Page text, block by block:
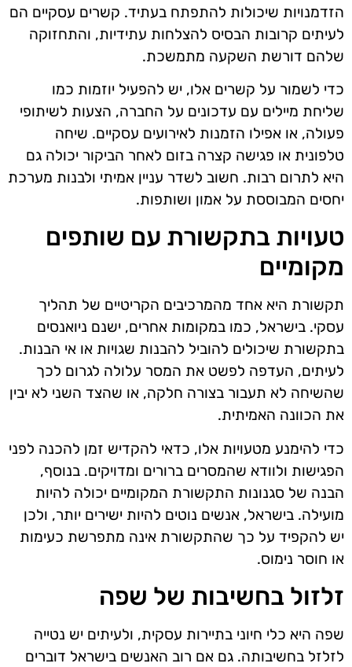
הזדמנויות שיכולות להתפתח בעתיד. קשרים עסקיים הם
לעיתים קרובות הבסיס להצלחות עתידיות, והתחזוקה
שלהם דורשת השקעה מתמשכת.
כדי לשמור על קשרים אלו, יש להפעיל יוזמות כמו
שליחת מיילים עם עדכונים על החברה, הצעות לשיתופי
פעולה, או אפילו הזמנות לאירועים עסקיים. שיחה
טלפונית או פגישה קצרה בזום לאחר הביקור יכולה גם
היא לתרום רבות. חשוב לשדר עניין אמיתי ולבנות מערכת
יחסים המבוססת על אמון ושותפות.
טעויות בתקשורת עם שותפים
מקומיים
תקשורת היא אחד מהמרכיבים הקריטיים של תהליך
עסקי. בישראל, כמו במקומות אחרים, ישנם ניואנסים
בתקשורת שיכולים להוביל להבנות שגויות או אי הבנות.
לעיתים, העדפה לפשט את המסר עלולה לגרום לכך
שהשיחה לא תעבור בצורה חלקה, או שהצד השני לא יבין
את הכוונה האמיתית.
כדי להימנע מטעויות אלו, כדאי להקדיש זמן להכנה לפני
הפגישות ולוודא שהמסרים ברורים ומדויקים. בנוסף,
הבנה של סגנונות התקשורת המקומיים יכולה להיות
מועילה. בישראל, אנשים נוטים להיות ישירים יותר, ולכן
יש להקפיד על כך שהתקשורת אינה מתפרשת כעימות
או חוסר נימוס.
זלזול בחשיבות של שפה
שפה היא כלי חיוני בתיירות עסקית, ולעיתים יש נטייה
לזלזל בחשיבותה. גם אם רוב האנשים בישראל דוברים